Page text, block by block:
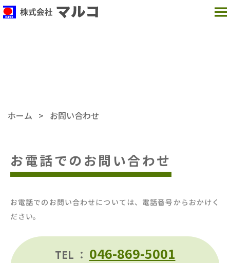
ホーム > お問い合わせ
お電話でのお問い合わせ
お電話でのお問い合わせについては、電話番号からおかけく
ださい。
TEL ： 046-869-5001